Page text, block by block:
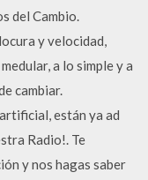
del Cambio.
y velocidad,
a lo simple y a
cambiar.
están ya ad
Radio!. Te
y nos hagas saber